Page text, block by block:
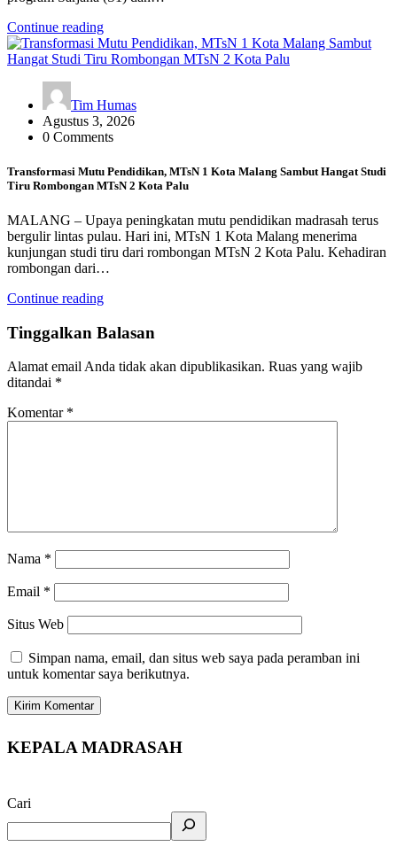
Continue reading
Tim Humas
Agustus 3, 2026
0 Comments
Transformasi Mutu Pendidikan, MTsN 1 Kota Malang Sambut Hangat Studi
Tiru Rombongan MTsN 2 Kota Palu
MALANG – Upaya peningkatan mutu pendidikan madrasah terus
bergulir lintas pulau. Hari ini, MTsN 1 Kota Malang menerima
kunjungan studi tiru dari rombongan MTsN 2 Kota Palu. Kehadiran
rombongan dari…
Continue reading
Tinggalkan Balasan
Alamat email Anda tidak akan dipublikasikan. Ruas yang wajib
ditandai *
Komentar *
Nama *
Email *
Situs Web
Simpan nama, email, dan situs web saya pada peramban ini
untuk komentar saya berikutnya.
KEPALA MADRASAH
Cari